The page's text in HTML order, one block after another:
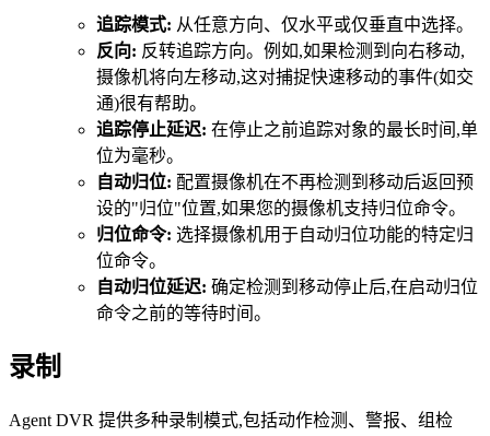
追踪模式: 从任意方向、仅水平或仅垂直中选择。
反向: 反转追踪方向。例如,如果检测到向右移动,
摄像机将向左移动,这对捕捉快速移动的事件(如交
通)很有帮助。
追踪停止延迟: 在停止之前追踪对象的最长时间,单
位为毫秒。
自动归位: 配置摄像机在不再检测到移动后返回预
设的"归位"位置,如果您的摄像机支持归位命令。
归位命令: 选择摄像机用于自动归位功能的特定归
位命令。
自动归位延迟: 确定检测到移动停止后,在启动归位
命令之前的等待时间。
录制
Agent DVR 提供多种录制模式,包括动作检测、警报、组检